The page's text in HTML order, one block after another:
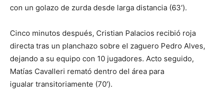
con un golazo de zurda desde larga distancia (63′).
Cinco minutos después, Cristian Palacios recibió roja
directa tras un planchazo sobre el zaguero Pedro Alves,
dejando a su equipo con 10 jugadores. Acto seguido,
Matías Cavalleri remató dentro del área para
igualar transitoriamente (70′).